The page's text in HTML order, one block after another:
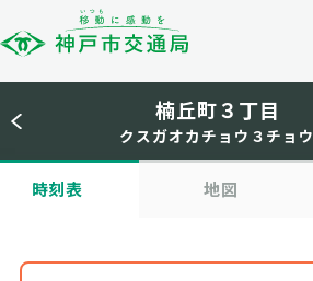
楠丘町３丁目
クスガオカチョウ３チョウ
時刻表 地図